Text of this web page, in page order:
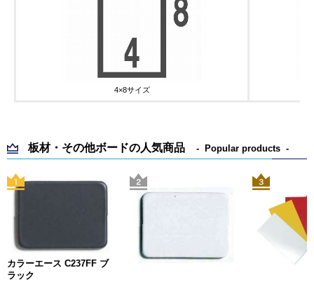
4×8サイズ
板材・その他ボードの人気商品 Popular products
カラーエース C237FF ブ
ラック